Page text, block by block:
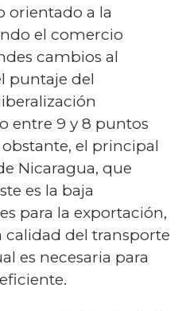
orientado a la
el comercio
cambios al
puntaje del
entre 9 y 8 puntos
el principal
Nicaragua, que
es la baja
para la exportación,
del transporte
es necesaria para